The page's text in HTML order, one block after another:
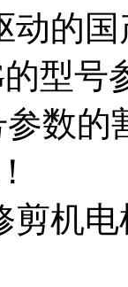
动的
的型号
数
机电